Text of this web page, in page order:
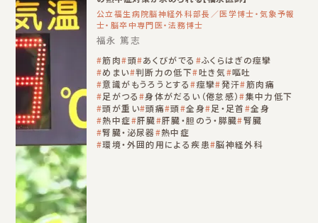
公立福生病院脳神経外科部長／医学博士・気象予報
士・脳卒中専門医・法務博士
福永 篤志
筋肉 頭 あくびがでる
ふくらはぎの痙攣
めまい 判断力の低下 吐き気
嘔吐
意識がもうろうとする 痙攣 発汗 筋肉痛
足がつる
身体がだるい（倦怠感） 集中力低下
頭が重い 頭痛 頭 全身 足・足首
全身
熱中症 肝臓 肝臓・胆のう・膵臓 腎臓
腎臓・泌尿器
熱中症
環境・外囲的用による疾患
脳神経外科